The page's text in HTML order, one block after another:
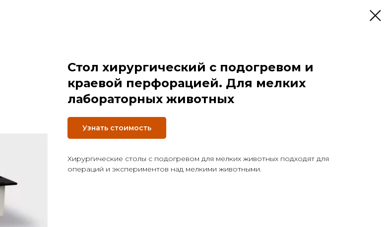
Cтол хирургический с подогревом и
краевой перфорацией. Для мелких
лабораторных животных
Узнать стоимость
Хирургические столы с подогревом для мелких животных подходят для
операций и экспериментов над мелкими животными.